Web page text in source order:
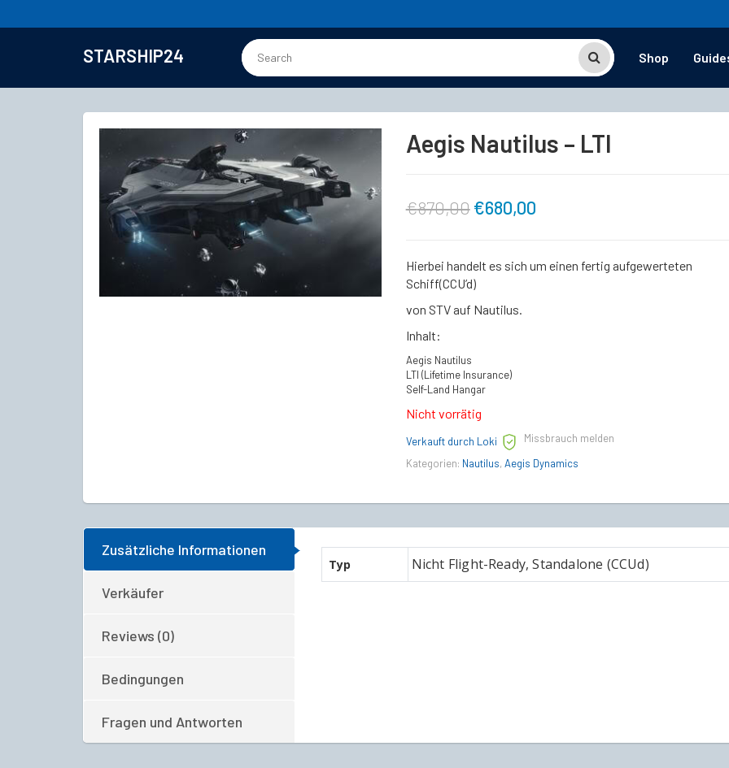
STARSHIP24 Shop
Aegis Nautilus – LTI
€870,00 Ursprünglicher
war:
€680,00Aktueller
Hierbei handelt es sich um einen fertig aufgewerteten
Schiff(CCU’d)
von STV auf Nautilus.
Inhalt:
Aegis Nautilus
LTI (Lifetime Insurance)
Self-Land Hangar
Nicht vorrätig
Verkauft durch Loki
Missbrauch melden
Kategorien: Nautilus, Aegis Dynamics
Zusätzliche Informationen
Verkäufer
Reviews (0)
Bedingungen
Fragen und Antworten
Typ Nicht Flight-Ready, Standalone (CCUd)